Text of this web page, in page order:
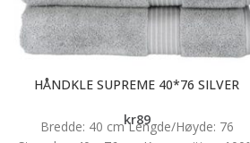
HÅNDKLE SUPREME 40*76 SILVER
kr89
Bredde: 40 cm Lengde/Høyde: 76